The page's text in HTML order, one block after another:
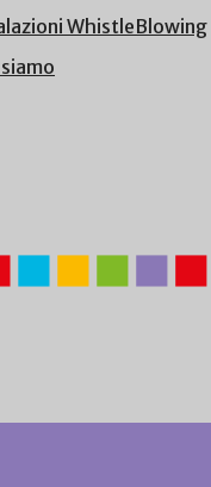
WhistleBlowing